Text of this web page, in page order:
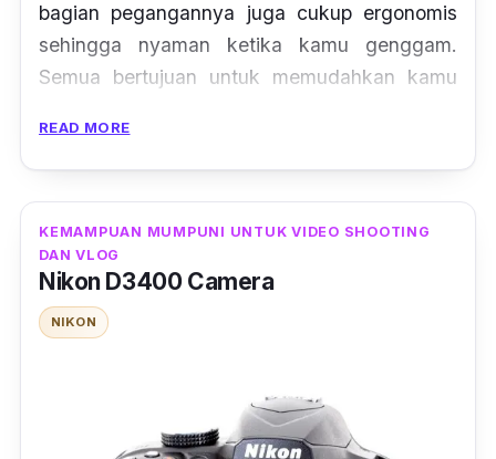
bagian pegangannya juga cukup ergonomis
sehingga nyaman ketika kamu genggam.
Semua bertujuan untuk memudahkan kamu
harus ribet.
resolusi 20 MP dengan 63xzoom opticdan
sensor
gambarnya sendiri menggunakan BIONZ R.
Untuk merekam video, kamera ini mendukung
Sony tidak ketinggalan turut menyematkan
Optical SteadyShotImage Stabilization
READ MORE
KEMAMPUAN MUMPUNI UNTUK VIDEO SHOOTING
DAN VLOG
Nikon D3400 Camera
NIKON